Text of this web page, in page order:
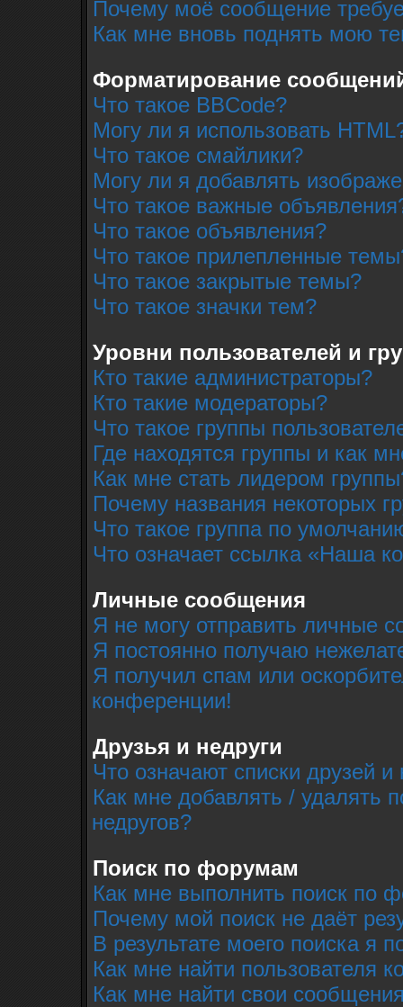
Почему моё сообщение
Как мне вновь поднять мою
Форматирование
Что такое BBCode?
Могу ли я использовать
Что такое смайлики?
Могу ли я добавлять
Что такое важные
Что такое объявления?
Что такое прилепленные
Что такое закрытые темы?
Что такое значки тем?
Уровни пользователей и
Кто такие администраторы?
Кто такие модераторы?
Что такое группы
Где находятся группы и как
Как мне стать лидером
Почему названия некоторых
Что такое группа по
Что означает ссылка «Наша
Личные сообщения
Я не могу отправить личные
Я постоянно получаю
Я получил спам или
конференции!
Друзья и недруги
Что означают списки друзей и
Как мне добавлять / удалять
недругов?
Поиск по форумам
Как мне выполнить поиск по
Почему мой поиск не даёт
В результате моего поиска я
Как мне найти пользователя
Как мне найти свои